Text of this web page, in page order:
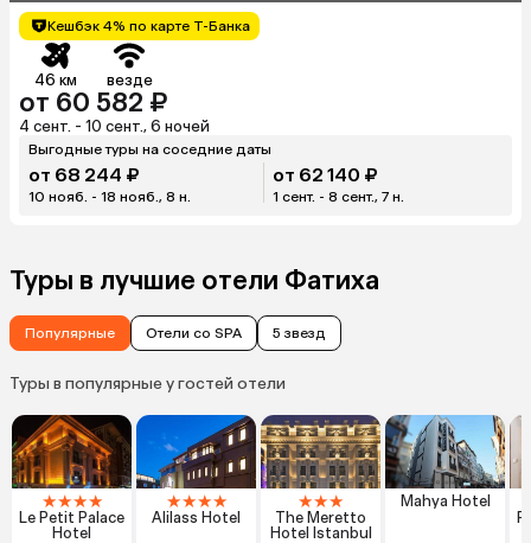
Кешбэк 4% по карте Т-Банка
46 км везде
от 60 582 ₽
4 сент. - 10 сент., 6 ночей
Выгодные туры на соседние даты
от 68 244 ₽
10 нояб. - 18 нояб., 8 н.
от 62 140 ₽
1 сент. - 8 сент., 7 н.
Туры в лучшие отели Фатиха
Популярные Отели со SPA 5 звезд
Туры в популярные у гостей отели
★★★★
Le Petit Palace
Hotel
★★★★
Alilass Hotel
★★★
The Meretto
Hotel Istanbul
Mahya Hotel